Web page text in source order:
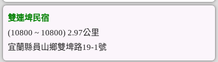
雙連埤民宿
(10800 ~ 10800) 2.97公里
宜蘭縣員山鄉雙埤路19-1號